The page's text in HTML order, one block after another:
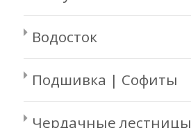
Водосток
Подшивка | Софиты
Чердачные лестницы